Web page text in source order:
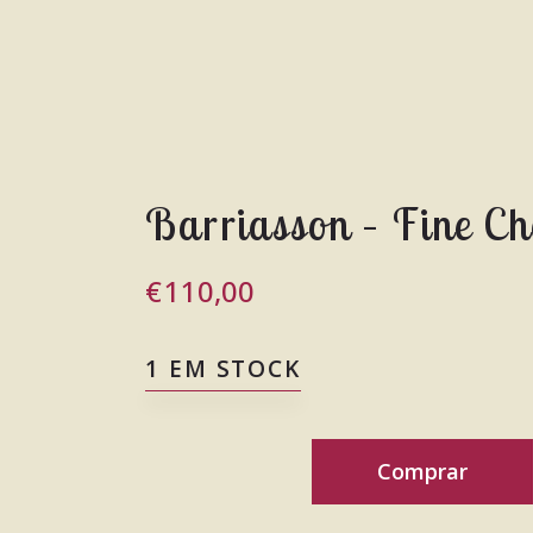
Barriasson – Fine
€110,00
1 EM STOCK
Comprar